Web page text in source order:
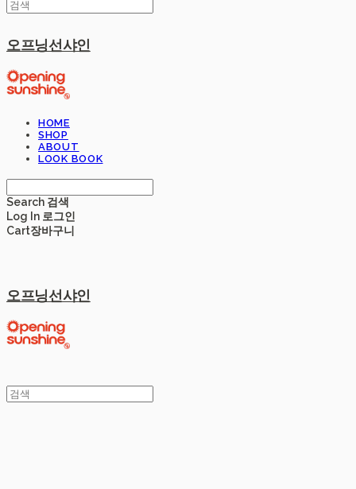
오프닝선샤인
HOME
SHOP
ABOUT
LOOK BOOK
Search 검색
Log In 로그인
Cart장바구니
오프닝선샤인